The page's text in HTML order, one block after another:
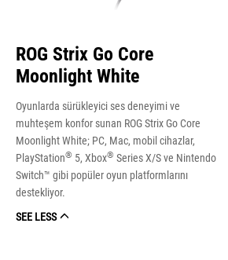
ROG Strix Go Core
Moonlight White
Oyunlarda sürükleyici ses deneyimi ve
muhteşem konfor sunan ROG Strix Go Core
Moonlight White; PC, Mac, mobil cihazlar,
PlayStation® 5, Xbox® Series X/S ve Nintendo
Switch™ gibi popüler oyun platformlarını
destekliyor.
SEE LESS